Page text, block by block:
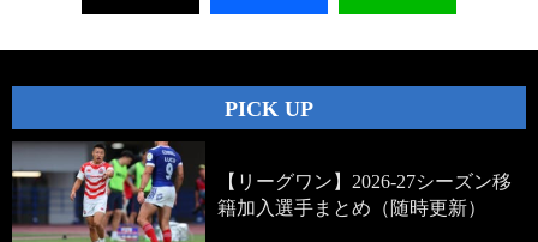
PICK UP
【リーグワン】2026-27シーズン移
籍加入選手まとめ（随時更新）